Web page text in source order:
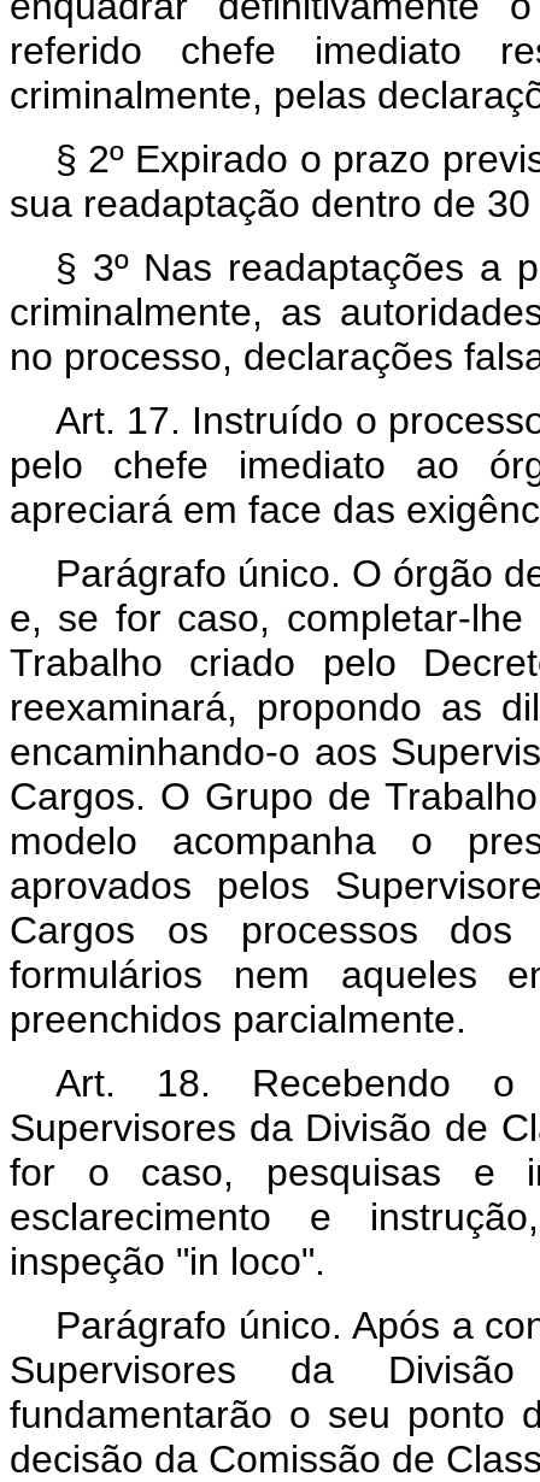
referido chefe imediato
criminalmente, pelas
§ 2º Expirado o prazo
sua readaptação dentro de
§ 3º Nas readaptações a
criminalmente, as
no processo, declarações
Art. 17. Instruído o
pelo chefe imediato ao
apreciará em face das
Parágrafo único. O órgão
e, se for caso, completar-
Trabalho criado pelo
reexaminará, propondo as
encaminhando-o aos
Cargos. O Grupo de
modelo acompanha o
aprovados pelos
Cargos os processos
formulários nem aqueles
preenchidos parcialmente.
Art. 18. Recebendo o
Supervisores da Divisão de
for o caso, pesquisas e
esclarecimento e
inspeção "in loco".
Parágrafo único. Após a
Supervisores da
fundamentarão o seu ponto
decisão da Comissão de